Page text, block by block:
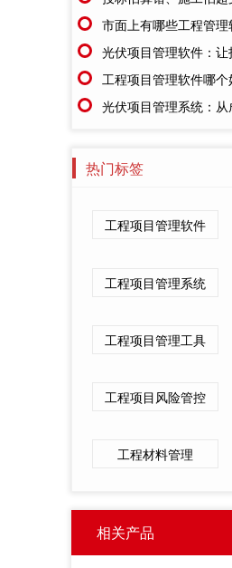
市面上有哪些工程管理软件
光伏项目管理软件：
工程项目管理软件哪个好?红
光伏项目管理系统：从成本失
热门标签
工程项目管理软件
工程项目管理系统
工程项目管理工具
工程项目风险管控
工程材料管理
相关产品